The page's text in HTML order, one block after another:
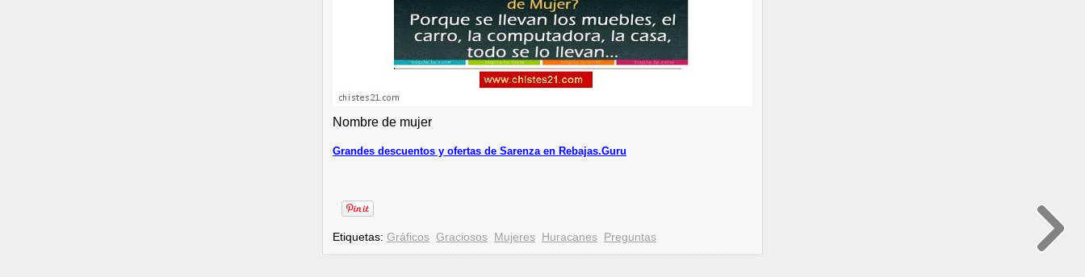
Nombre de mujer
Grandes descuentos y ofertas de Sarenza en Rebajas.Guru
Etiquetas: Gráficos Graciosos Mujeres Huracanes Preguntas